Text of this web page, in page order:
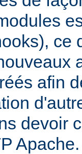
ce
afin
devoir
Apache.